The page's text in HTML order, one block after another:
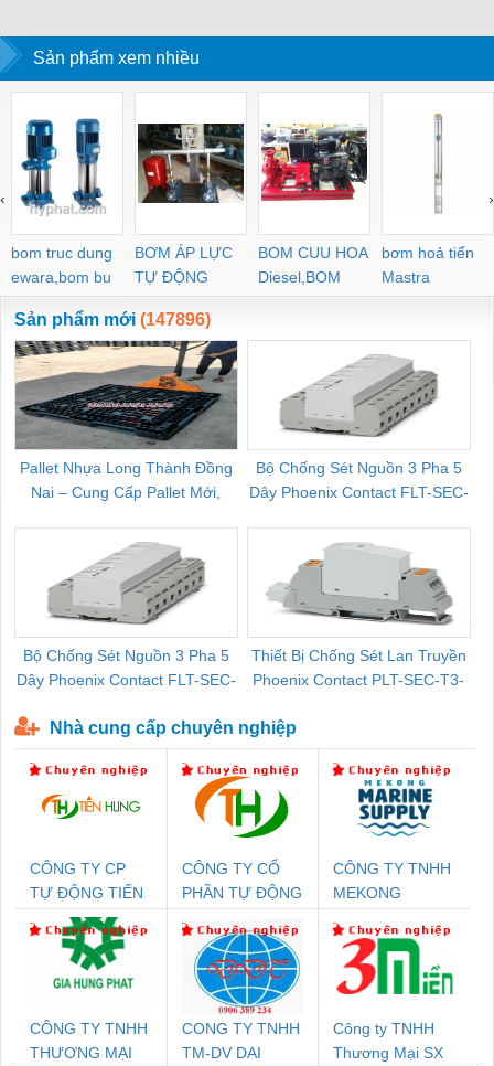
Sản phẩm xem nhiều
bom truc dung
ewara,bom bu
ewara
BƠM ÁP LỰC
TỰ ĐỘNG
BOM CUU HOA
Diesel,BOM
CHUA CHAY
bơm hoả tiển
Mastra
‹ ›
Sản phẩm mới (147896)
Pallet Nhựa Long Thành Đồng
Nai – Cung Cấp Pallet Mới,
Bộ Chống Sét Nguồn 3 Pha 5
Dây Phoenix Contact FLT-SEC-
Bộ Chống Sét Nguồn 3 Pha 5
Dây Phoenix Contact FLT-SEC-
Thiết Bị Chống Sét Lan Truyền
Phoenix Contact PLT-SEC-T3-
Nhà cung cấp chuyên nghiệp
CÔNG TY CP
TỰ ĐỘNG TIẾN
HƯNG
CÔNG TY CỔ
PHẦN TỰ ĐỘNG
CÔNG TY TNHH
MEKONG
SUPPLY
CÔNG TY TNHH
THƯƠNG MẠI
CONG TY TNHH
TM-DV DAI
Công ty TNHH
Thương Mại SX